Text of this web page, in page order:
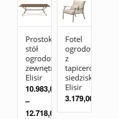
Prostokątny
stół
ogrodowy
zewnętrzny
Elisir
10.983,00
–
12.718,00zł
Fotel
ogrodowy
z
tapicerowanym
siedziskiem
Elisir
3.179,00